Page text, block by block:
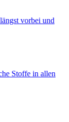
vorbei und
Stoffe in allen